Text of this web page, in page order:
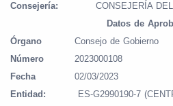
Consejería:
CONSEJERÍA
Datos de
Órgano
Número
Fecha
Entidad:
Consejo de Gobierno
2023000108
02/03/2023
ES-G2990190-7